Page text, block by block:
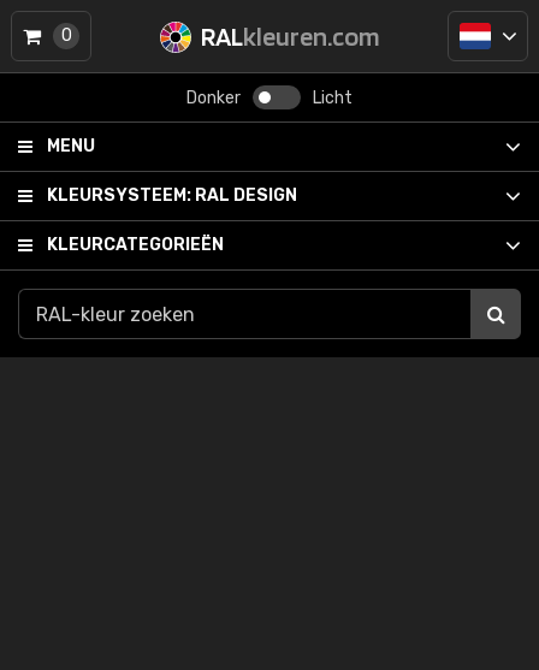
RALkleuren.com
Donker Licht
MENU
KLEURSYSTEEM: RAL DESIGN
KLEURCATEGORIEËN
0